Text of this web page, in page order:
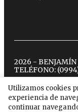
Utilizamos cookies
experiencia de
continuar
2026 -
TELÉFONO:
twitter